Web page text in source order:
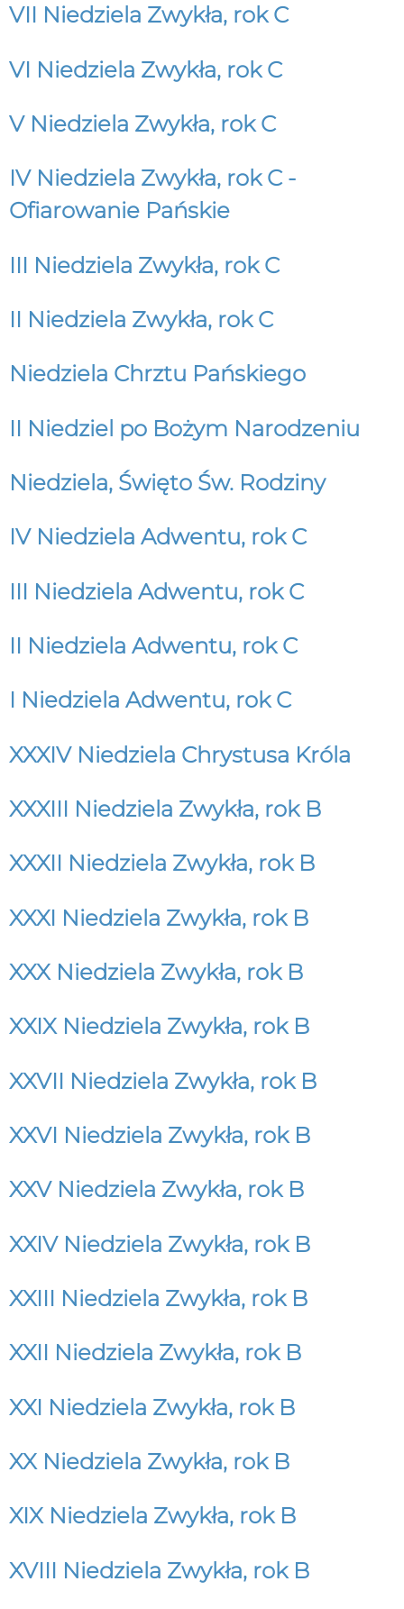
VII Niedziela Zwykła, rok C
VI Niedziela Zwykła, rok C
V Niedziela Zwykła, rok C
IV Niedziela Zwykła, rok C -
Ofiarowanie Pańskie
III Niedziela Zwykła, rok C
II Niedziela Zwykła, rok C
Niedziela Chrztu Pańskiego
II Niedziel po Bożym Narodzeniu
Niedziela, Święto Św. Rodziny
IV Niedziela Adwentu, rok C
III Niedziela Adwentu, rok C
II Niedziela Adwentu, rok C
I Niedziela Adwentu, rok C
XXXIV Niedziela Chrystusa Króla
XXXIII Niedziela Zwykła, rok B
XXXII Niedziela Zwykła, rok B
XXXI Niedziela Zwykła, rok B
XXX Niedziela Zwykła, rok B
XXIX Niedziela Zwykła, rok B
XXVII Niedziela Zwykła, rok B
XXVI Niedziela Zwykła, rok B
XXV Niedziela Zwykła, rok B
XXIV Niedziela Zwykła, rok B
XXIII Niedziela Zwykła, rok B
XXII Niedziela Zwykła, rok B
XXI Niedziela Zwykła, rok B
XX Niedziela Zwykła, rok B
XIX Niedziela Zwykła, rok B
XVIII Niedziela Zwykła, rok B